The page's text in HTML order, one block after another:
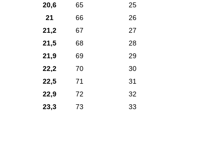
20,6
65
25
21
66
26
21,2
67
27
21,5
68
28
21,9
69
29
22,2
70
30
22,5
71
31
22,9
72
32
23,3
73 33